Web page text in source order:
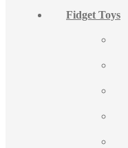
Fidget Toys